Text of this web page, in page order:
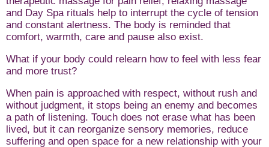
and Day Spa rituals help to interrupt the cycle of tension
and constant alertness. The body is reminded that
comfort, warmth, care and pause also exist.
What if your body could relearn how to feel with less fear
and more trust?
When pain is approached with respect, without rush and
without judgment, it stops being an enemy and becomes
a path of listening. Touch does not erase what has been
lived, but it can reorganize sensory memories, reduce
suffering and open space for a new relationship with your